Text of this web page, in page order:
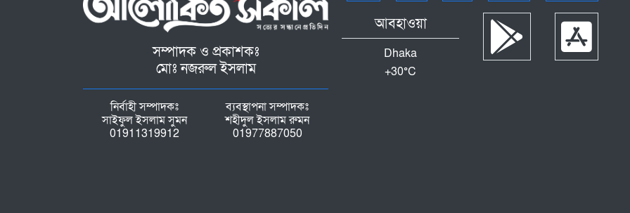
সম্পাদক ও প্রকাশকঃ
মোঃ নজরুল ইসলাম
নির্বাহী সম্পাদকঃ
সাইফুল ইসলাম সুমন
01911319912
ব্যবস্থাপনা সম্পাদকঃ
শহীদুল ইসলাম রুমন
01977887050
আবহাওয়া
Dhaka
+30°C